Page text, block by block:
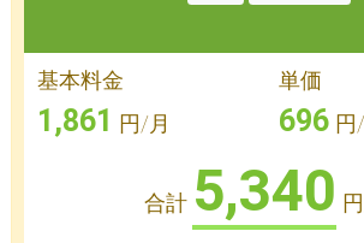
基本料金
1,861 円/月
単価
696円
合計 5,340